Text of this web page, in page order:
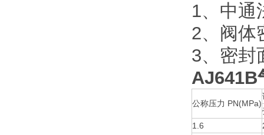
1、中通
2、阀体
3、密封
AJ641B
公称压力 PN(MPa)
1.6